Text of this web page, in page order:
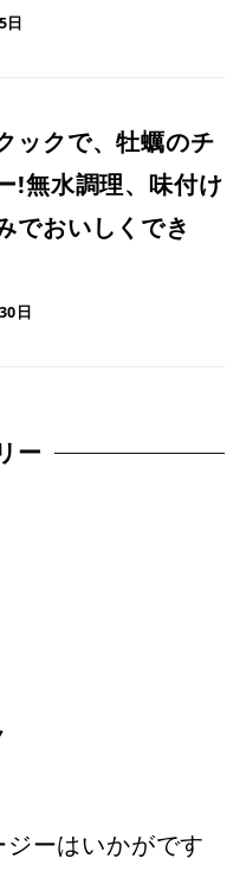
日
ックで、牡蠣のチ
!無水調理、味付け
でおいしくでき
日
ー
ーはいかがです